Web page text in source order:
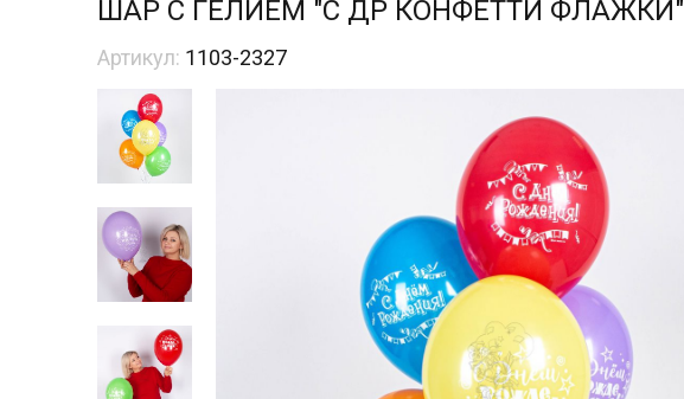
ШАР С ГЕЛИЕМ "С ДР КОНФЕТТИ ФЛАЖКИ"
Артикул: 1103-2327